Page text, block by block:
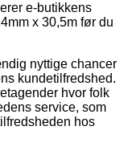
e-butikkens
x 30,5m før du
nyttige chancer
kundetilfredshed.
hvor folk
service, som
hos